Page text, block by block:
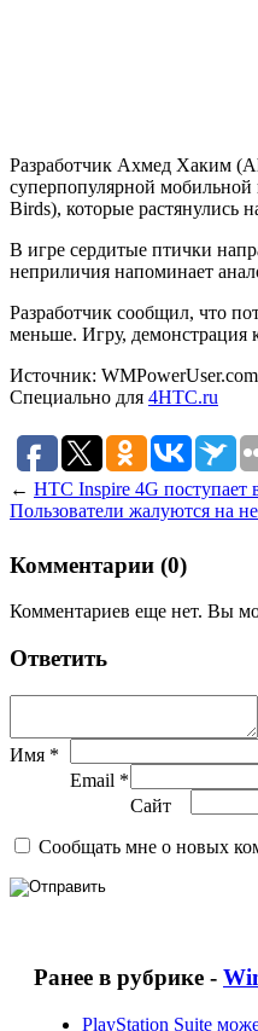
Разработчик Ахмед Хаким
суперпопулярной мобильной
Birds), которые растянулись
В игре сердитые птички
неприличия напоминает
Разработчик сообщил, что
меньше. Игру, демонстрация
Источник: WMPowerUser.com
Специально для 4HTC.ru
← HTC Inspire 4G поступает
Пользователи жалуются на
Комментарии (0)
Комментариев еще нет. Вы
Ответить
Имя *
Email *
Сайт
Сообщать мне о новых
Ранее в рубрике -
PlayStation Suite